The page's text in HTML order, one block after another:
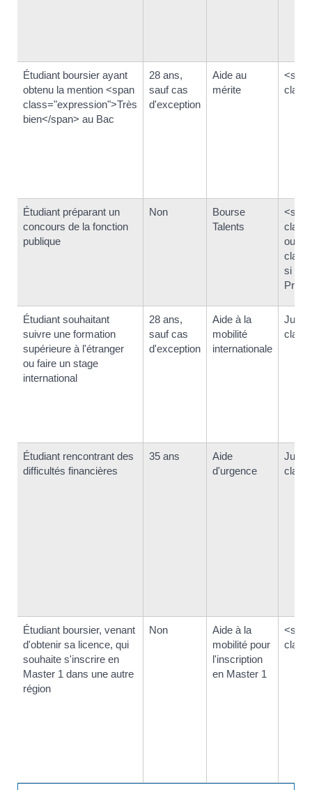
Étudiant boursier ayant
obtenu la mention <span
class="expression">Très
bien</span> au Bac
28 ans,
sauf cas
d'exception
Aide au
mérite
<span
Étudiant préparant un
concours de la fonction
publique
Non
Bourse
Talents
<span
ou
si
Étudiant souhaitant
suivre une formation
supérieure à l'étranger
ou faire un stage
international
28 ans,
sauf cas
d'exception
Aide à la
mobilité
internationale
Étudiant rencontrant des
difficultés financières
35 ans
Aide
d'urgence
Étudiant boursier, venant
d'obtenir sa licence, qui
souhaite s'inscrire en
Master 1 dans une autre
région
Non
Aide à la
mobilité pour
l'inscription
en Master 1
<span